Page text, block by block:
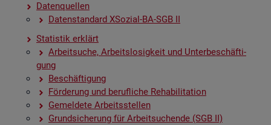
Da­ten­quel­len
Da­ten­stan­dard XSo­zi­al-BA-SGB II
Sta­tis­tik er­klärt
Ar­beit­su­che, Ar­beits­lo­sig­keit und Un­ter­be­schäf­ti­
gung
Be­schäf­ti­gung
För­de­rung und be­ruf­li­che Re­ha­bi­li­ta­ti­on
Ge­mel­de­te Ar­beits­stel­len
Grund­si­che­rung für Ar­beit­su­chen­de (SGB II)